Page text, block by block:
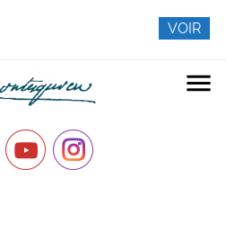
menu
VOIR